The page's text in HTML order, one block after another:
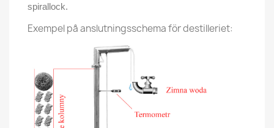
spirallock.
Exempel på anslutningsschema för destilleriet: